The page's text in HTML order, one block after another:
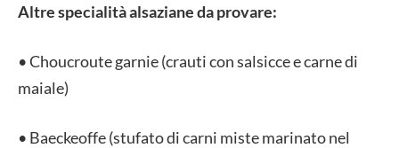
Altre specialità alsaziane da provare:
• Choucroute garnie (crauti con salsicce e carne di
maiale)
• Baeckeoffe (stufato di carni miste marinato nel